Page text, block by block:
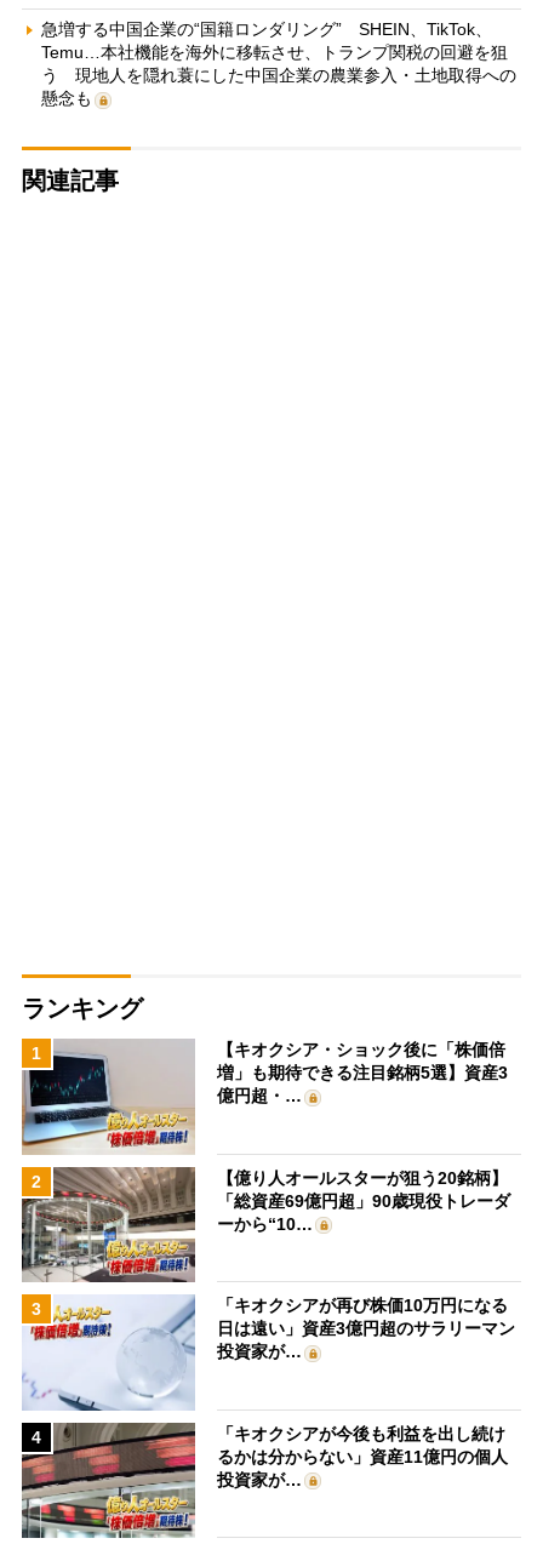
急増する中国企業の“国籍ロンダリング” SHEIN、TikTok、
Temu…本社機能を海外に移転させ、トランプ関税の回避を狙
う 現地人を隠れ蓑にした中国企業の農業参入・土地取得への
懸念も
関連記事
ランキング
1
【キオクシア・ショック後に「株価倍
増」も期待できる注目銘柄5選】資産3
億円超・…
2
【億り人オールスターが狙う20銘柄】
「総資産69億円超」90歳現役トレーダ
ーから“10…
3
「キオクシアが再び株価10万円になる
日は遠い」資産3億円超のサラリーマン
投資家が…
4
「キオクシアが今後も利益を出し続け
るかは分からない」資産11億円の個人
投資家が…